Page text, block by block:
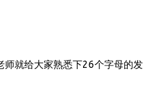
就给大家熟悉下26个字母的发